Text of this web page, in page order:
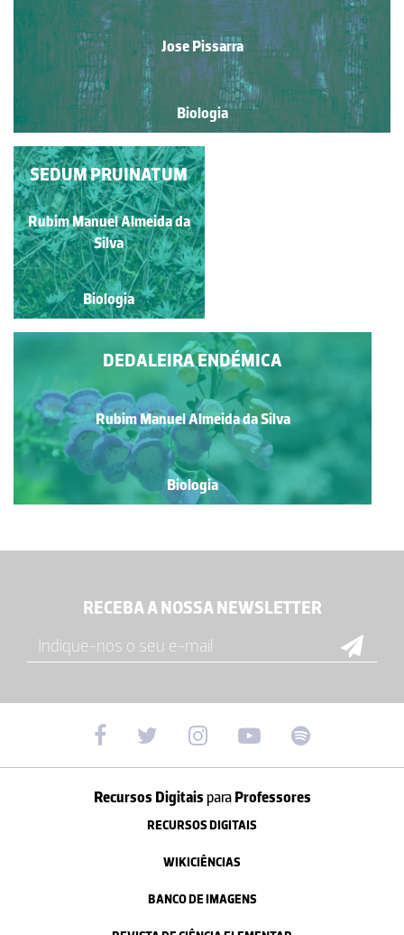
Jose Pissarra
Biologia
TREPADEIRA-DA-
MADEIRA
Manuela Lopes
Biologia
SEDUM PRUINATUM
Rubim Manuel Almeida da
Silva
Biologia
DEDALEIRA ENDÉMICA
Rubim Manuel Almeida da Silva
Biologia
RECEBA A NOSSA NEWSLETTER
Recursos Digitais paraProfessores
RECURSOS DIGITAIS
WIKICIÊNCIAS
BANCO DE IMAGENS